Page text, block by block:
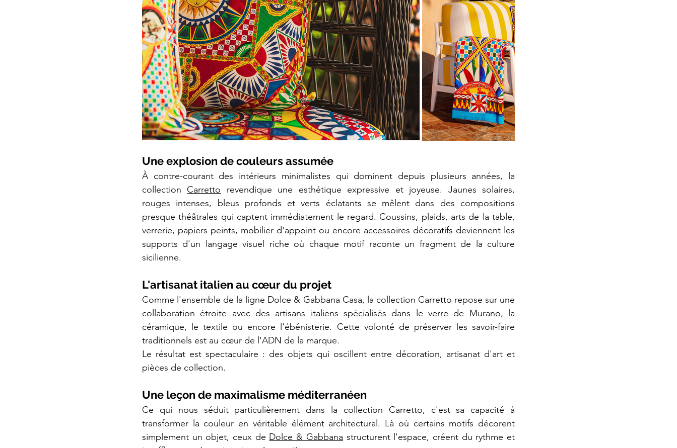
Une explosion de couleurs assumée
À contre-courant des intérieurs minimalistes qui dominent depuis plusieurs années, la
collection Carretto revendique une esthétique expressive et joyeuse. Jaunes solaires,
rouges intenses, bleus profonds et verts éclatants se mêlent dans des compositions
presque théâtrales qui captent immédiatement le regard. Coussins, plaids, arts de la table,
verrerie, papiers peints, mobilier d'appoint ou encore accessoires décoratifs deviennent les
supports d'un langage visuel riche où chaque motif raconte un fragment de la culture
sicilienne.
L'artisanat italien au cœur du projet
Comme l'ensemble de la ligne Dolce & Gabbana Casa, la collection Carretto repose sur une
collaboration étroite avec des artisans italiens spécialisés dans le verre de Murano, la
céramique, le textile ou encore l'ébénisterie. Cette volonté de préserver les savoir-faire
traditionnels est au cœur de l'ADN de la marque.
Le résultat est spectaculaire : des objets qui oscillent entre décoration, artisanat d'art et
pièces de collection.
Une leçon de maximalisme méditerranéen
Ce qui nous séduit particulièrement dans la collection Carretto, c'est sa capacité à
transformer la couleur en véritable élément architectural. Là où certains motifs décorent
simplement un objet, ceux de Dolce & Gabbana structurent l'espace, créent du rythme et